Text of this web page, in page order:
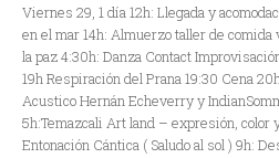
Viernes 29, 1 día 12h: Llegada y
en el mar 14h: Almuerzo taller de comida
la paz 4:30h: Danza Contact
19h Respiración del Prana 19:30 Cena
Acustico Hernán Echeverry y
5h:Temazcali Art land – expresión, color
Entonación Cántica ( Saludo al sol ) 9h: